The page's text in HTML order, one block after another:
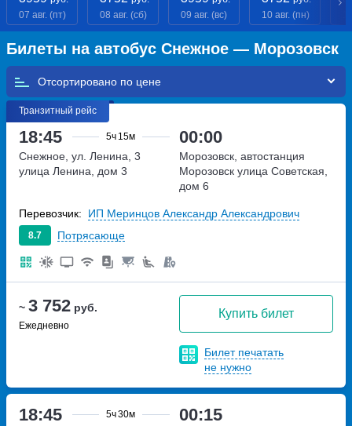
07 авг. (пт)
08 авг. (сб)
09 авг. (вс)
10 авг. (пн)
Билеты на автобус Снежное — Морозовск
Отсортировано по
Транзитный рейс
18:45 5ч 15м 00:00
~ 3 752 руб.
Ежедневно
Купить билет
Билет печатать
не нужно
Снежное, ул. Ленина, 3
улица Ленина, дом 3
Морозовск, автостанция
Морозовск улица Советская,
дом 6
8.7 Потрясающе
Перевозчик: ИП Меринцов Александр Александрович
18:45 5ч30м 00:15